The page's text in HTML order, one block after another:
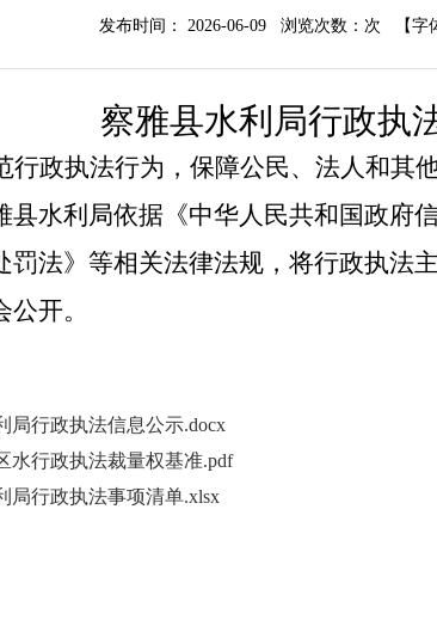
发布时间： 2026-06-09 浏览次数： 次 【字
察雅县水利局行政执
行政执法行为，保障公民、法人和其
县水利局依据《中华人民共和国政府
罚法》等相关法律法规，将行政执法
开。
局行政执法信息公示.docx
水行政执法裁量权基准.pdf
局行政执法事项清单.xlsx